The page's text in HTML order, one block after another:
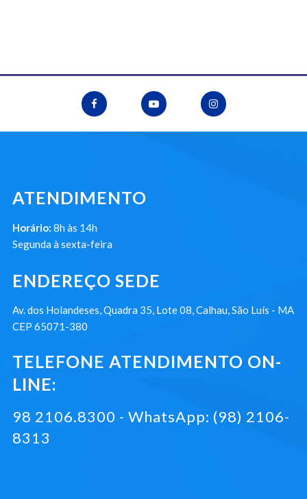
ATENDIMENTO
Horário: 8h às 14h
Segunda à sexta-feira
ENDEREÇO SEDE
Av. dos Holandeses, Quadra 35, Lote 08, Calhau, São Luís - MA
CEP 65071-380
TELEFONE ATENDIMENTO ON-
LINE:
98 2106.8300 - WhatsApp: (98) 2106-
8313